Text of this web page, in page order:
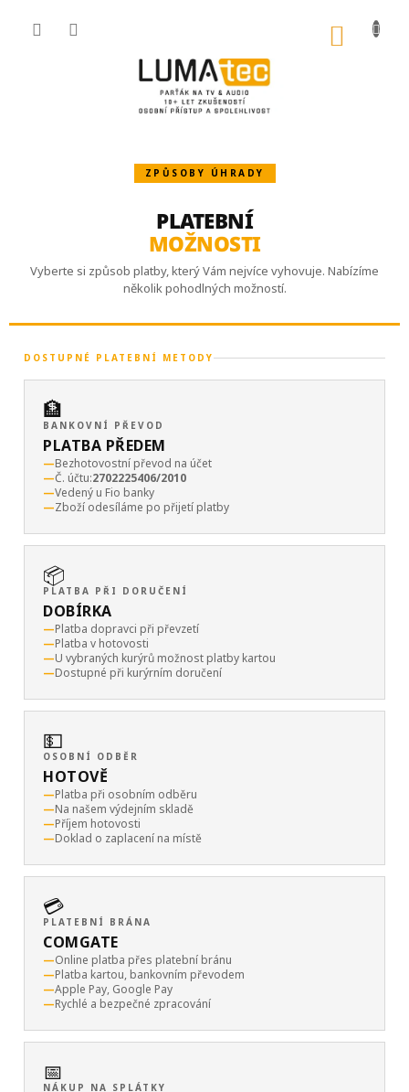
ZPŮSOBY ÚHRADY
PLATEBNÍ
MOŽNOSTI
Vyberte si způsob platby, který Vám nejvíce vyhovuje. Nabízíme
několik pohodlných možností.
DOSTUPNÉ PLATEBNÍ METODY
🏦
BANKOVNÍ PŘEVOD
PLATBA PŘEDEM
Bezhotovostní převod na účet
Č. účtu:2702225406/2010
Vedený u Fio banky
Zboží odesíláme po přijetí platby
📦
PLATBA PŘI DORUČENÍ
DOBÍRKA
Platba dopravci při převzetí
Platba v hotovosti
U vybraných kurýrů možnost platby kartou
Dostupné při kurýrním doručení
💵
OSOBNÍ ODBĚR
HOTOVĚ
Platba při osobním odběru
Na našem výdejním skladě
Příjem hotovosti
Doklad o zaplacení na místě
💳
PLATEBNÍ BRÁNA
COMGATE
Online platba přes platební bránu
Platba kartou, bankovním převodem
Apple Pay, Google Pay
Rychlé a bezpečné zpracování
📅
NÁKUP NA SPLÁTKY